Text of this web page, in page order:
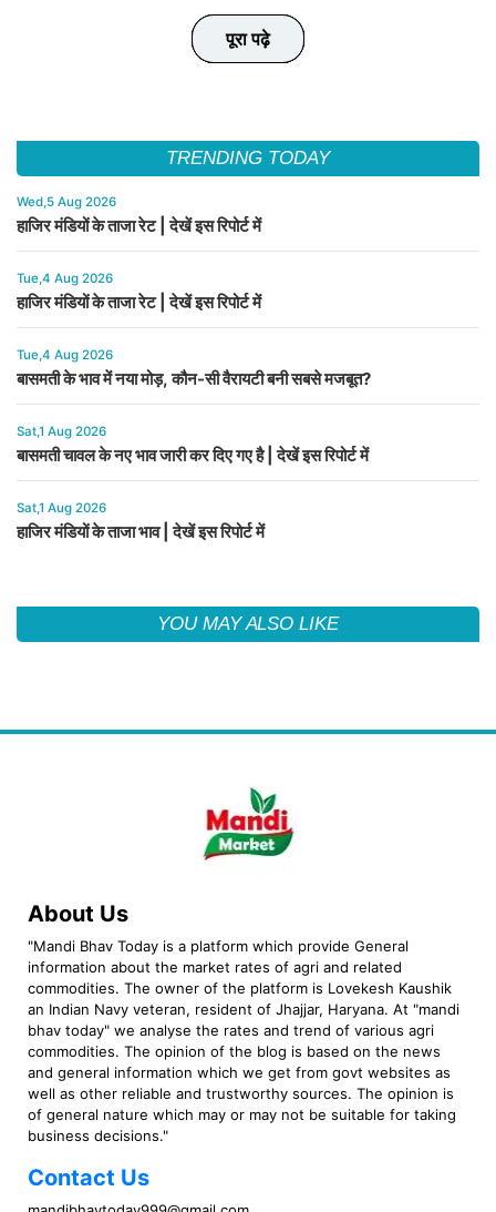
पूरा पढ़े
पूरा पढ़े
पूरा पढ़े
पूरा पढ़े
पूरा पढ़े
TRENDING TODAY
Wed,5 Aug 2026
हाजिर मंडियों के ताजा रेट | देखें इस रिपोर्ट में
Tue,4 Aug 2026
हाजिर मंडियों के ताजा रेट | देखें इस रिपोर्ट में
Tue,4 Aug 2026
बासमती के भाव में नया मोड़, कौन-सी वैरायटी बनी सबसे मजबूत?
Sat,1 Aug 2026
बासमती चावल के नए भाव जारी कर दिए गए है | देखें इस रिपोर्ट में
Sat,1 Aug 2026
हाजिर मंडियों के ताजा भाव | देखें इस रिपोर्ट में
YOU MAY ALSO LIKE
About Us
"Mandi Bhav Today is a platform which provide General
information about the market rates of agri and related
commodities. The owner of the platform is Lovekesh Kaushik
an Indian Navy veteran, resident of Jhajjar, Haryana. At "mandi
bhav today" we analyse the rates and trend of various agri
commodities. The opinion of the blog is based on the news
and general information which we get from govt websites as
well as other reliable and trustworthy sources. The opinion is
of general nature which may or may not be suitable for taking
business decisions."
Contact Us